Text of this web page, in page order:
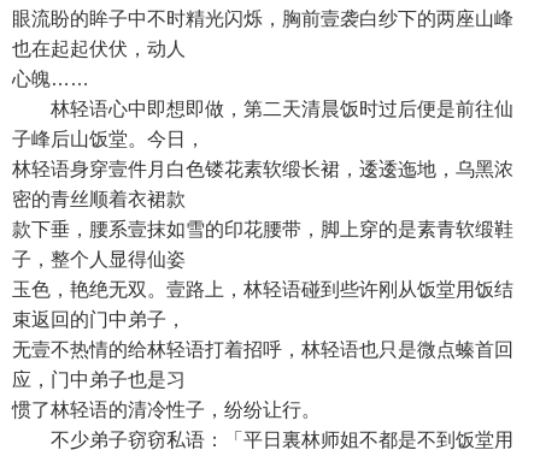
眼流盼的眸子中不时精光闪烁，胸前壹袭白纱下的两座山峰
也在起起伏伏，动人
心魄……
林轻语心中即想即做，第二天清晨饭时过后便是前往仙
子峰后山饭堂。今日，
林轻语身穿壹件月白色镂花素软缎长裙，逶逶迤地，乌黑浓
密的青丝顺着衣裙款
款下垂，腰系壹抹如雪的印花腰带，脚上穿的是素青软缎鞋
子，整个人显得仙姿
玉色，艳绝无双。壹路上，林轻语碰到些许刚从饭堂用饭结
束返回的门中弟子，
无壹不热情的给林轻语打着招呼，林轻语也只是微点螓首回
应，门中弟子也是习
惯了林轻语的清冷性子，纷纷让行。
不少弟子窃窃私语：「平日裏林师姐不都是不到饭堂用